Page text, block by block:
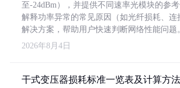
至-24dBm），并提供不同速率光模块的参
解释功率异常的常见原因（如光纤损耗、连
解决方案，帮助用户快速判断网络性能问题
2026年8月4日
干式变压器损耗标准一览表及计算方法